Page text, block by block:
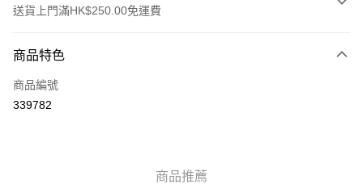
送貨上門滿HK$250.00免運費
信用卡
Apple Pay
商品特色
商品編號
339782
商品推薦